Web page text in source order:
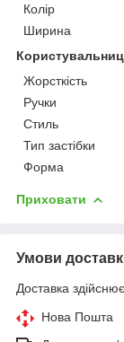
Колір
Ширина
Жорсткість
Ручки
Стиль
Тип застібки
Форма
Приховати
Умови
Доставка
Нова Пошта